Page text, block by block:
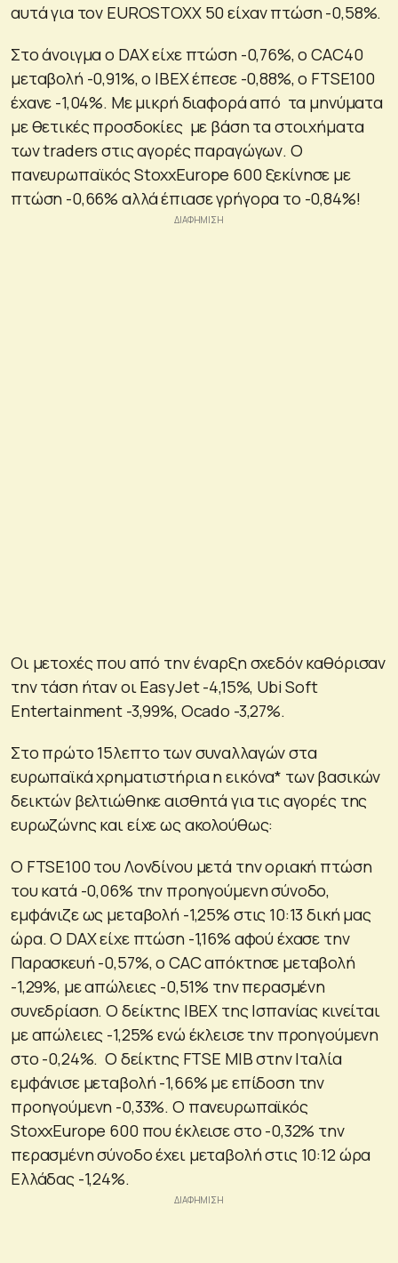
αυτά για τον EUROSTOXX 50 είχαν πτώση -0,58%.
Στο άνοιγμα ο DAX είχε πτώση -0,76%, ο CAC40
μεταβολή -0,91%, ο IBEX έπεσε -0,88%, ο FTSE100
έχανε -1,04%. Με μικρή διαφορά από τα μηνύματα
με θετικές προσδοκίες με βάση τα στοιχήματα
των traders στις αγορές παραγώγων. Ο
πανευρωπαϊκός StoxxEurope 600 ξεκίνησε με
πτώση -0,66% αλλά έπιασε γρήγορα το -0,84%!
Οι μετοχές που από την έναρξη σχεδόν καθόρισαν
την τάση ήταν οι EasyJet -4,15%, Ubi Soft
Entertainment -3,99%, Ocado -3,27%.
Στο πρώτο 15λεπτο των συναλλαγών στα
ευρωπαϊκά χρηματιστήρια η εικόνα* των βασικών
δεικτών βελτιώθηκε αισθητά για τις αγορές της
ευρωζώνης και είχε ως ακολούθως:
Ο FTSE100 του Λονδίνου μετά την οριακή πτώση
του κατά -0,06% την προηγούμενη σύνοδο,
εμφάνιζε ως μεταβολή -1,25% στις 10:13 δική μας
ώρα. Ο DAX είχε πτώση -1,16% αφού έχασε την
Παρασκευή -0,57%, ο CAC απόκτησε μεταβολή
-1,29%, με απώλειες -0,51% την περασμένη
συνεδρίαση. Ο δείκτης IBEX της Ισπανίας κινείται
με απώλειες -1,25% ενώ έκλεισε την προηγούμενη
στο -0,24%. Ο δείκτης FTSE MIB στην Ιταλία
εμφάνισε μεταβολή -1,66% με επίδοση την
προηγούμενη -0,33%. Ο πανευρωπαϊκός
StoxxEurope 600 που έκλεισε στο -0,32% την
περασμένη σύνοδο έχει μεταβολή στις 10:12 ώρα
Ελλάδας -1,24%.